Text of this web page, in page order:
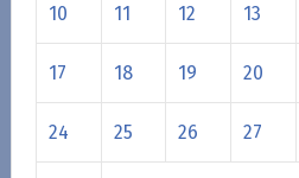
10 11 12 13
17 18 19 20
24 25 26 27